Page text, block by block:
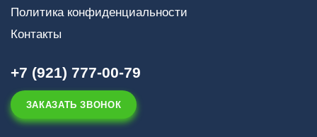
Политика конфиденциальности
Контакты
+7 (921) 777-00-79
ЗАКАЗАТЬ ЗВОНОК